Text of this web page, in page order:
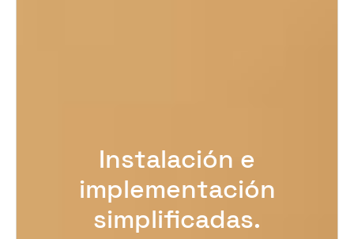
Instalación e
implementación
simplificadas.